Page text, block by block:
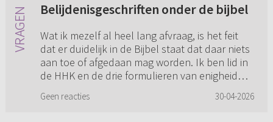
Belijdenisgeschriften onder de bijbel
Wat ik mezelf al heel lang afvraag, is het feit
dat er duidelijk in de Bijbel staat dat daar niets
aan toe of afgedaan mag worden. Ik ben lid in
de HHK en de drie formulieren van enigheid
Geen reacties 30-04-2026